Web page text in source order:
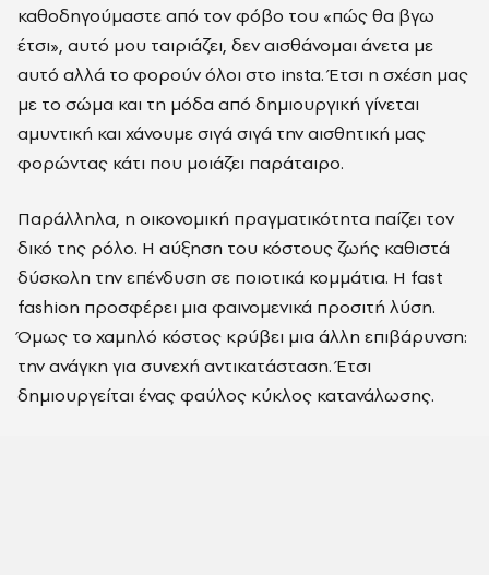
καθοδηγούμαστε από τον φόβο του «πώς θα βγω
έτσι», αυτό μου ταιριάζει, δεν αισθάνομαι άνετα με
αυτό αλλά το φορούν όλοι στο insta. Έτσι η σχέση μας
με το σώμα και τη μόδα από δημιουργική γίνεται
αμυντική και χάνουμε σιγά σιγά την αισθητική μας
φορώντας κάτι που μοιάζει παράταιρο.
Παράλληλα, η οικονομική πραγματικότητα παίζει τον
δικό της ρόλο. Η αύξηση του κόστους ζωής καθιστά
δύσκολη την επένδυση σε ποιοτικά κομμάτια. Η fast
fashion προσφέρει μια φαινομενικά προσιτή λύση.
Όμως το χαμηλό κόστος κρύβει μια άλλη επιβάρυνση:
την ανάγκη για συνεχή αντικατάσταση. Έτσι
δημιουργείται ένας φαύλος κύκλος κατανάλωσης.